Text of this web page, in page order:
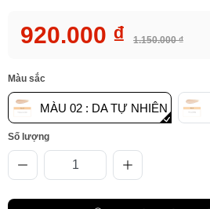
920.000 ₫ 1.150.000 ₫
Màu sắc
MÀU 02 : DA TỰ NHIÊN
Số lượng